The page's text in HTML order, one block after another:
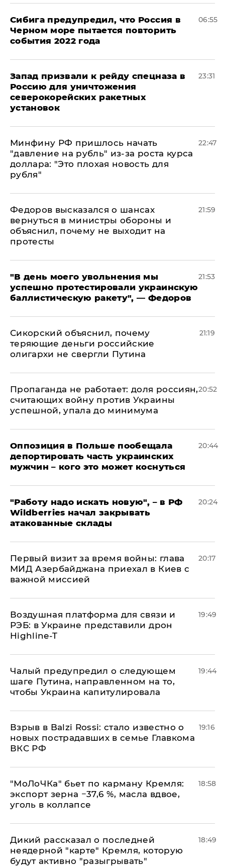
Сибига предупредил, что Россия в
Черном море пытается повторить
события 2022 года
06:55
Запад призвали к рейду спецназа в
Россию для уничтожения
северокорейских ракетных
установок
23:31
Минфину РФ пришлось начать
"давление на рубль" из-за роста курса
доллара: "Это плохая новость для
рубля"
22:47
Федоров высказался о шансах
вернуться в министры обороны и
объяснил, почему не выходит на
протесты
21:59
​"В день моего увольнения мы
успешно протестировали украинскую
баллистическую ракету", — Федоров
21:53
Сикорский объяснил, почему
теряющие деньги российские
олигархи не свергли Путина
21:19
​Пропаганда не работает: доля россиян,
считающих войну против Украины
успешной, упала до минимума
20:52
Оппозиция в Польше пообещала
депортировать часть украинских
мужчин – кого это может коснуться
20:44
"Работу надо искать новую", – в РФ
Wildberries начал закрывать
атакованные склады
20:24
Первый визит за время войны: глава
МИД Азербайджана приехал в Киев с
важной миссией
20:17
Воздушная платформа для связи и
РЭБ: в Украине представили дрон
Highline-T
19:49
Чалый предупредил о следующем
шаге Путина, направленном на то,
чтобы Украина капитулировала
19:44
Взрыв в Balzi Rossi: стало известно о
новых пострадавших в семье Главкома
ВКС РФ
19:16
​"МоЛоЧКа" бьет по карману Кремля:
экспорт зерна −37,6 %, масла вдвое,
уголь в коллапсе
18:58
Дикий рассказал о последней
неядерной "карте" Кремля, которую
будут активно "разыгрывать"
18:49